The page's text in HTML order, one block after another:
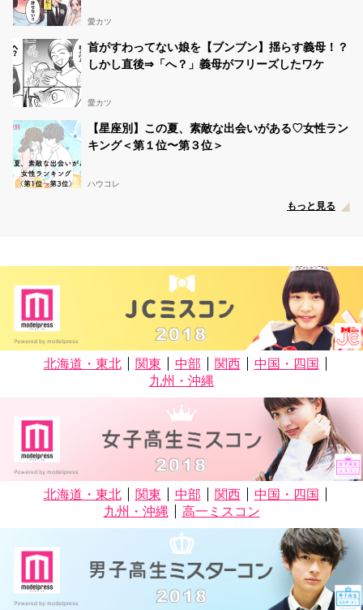
愛カツ
首がすわってない娘を【ブンブン】揺らす義母！？
しかし直後⇒「へ？」義母がフリーズしたワケ
愛カツ
【星座別】この夏、素敵な出会いがある♡女性ラン
キング＜第１位〜第３位＞
ハウコレ
もっと見る
北海道・東北 関東 中部 関西
中国・四国
九州・沖縄
北海道・東北 関東 中部 関西
中国・四国
九州・沖縄
高一ミスコン